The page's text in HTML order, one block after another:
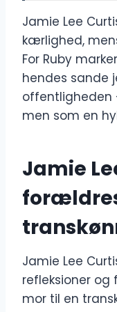
Jamie Lee
kærlighed,
For Ruby
hendes sande
offentligheden
men som en
Jamie
Jamie Lee
refleksioner og
mor til en